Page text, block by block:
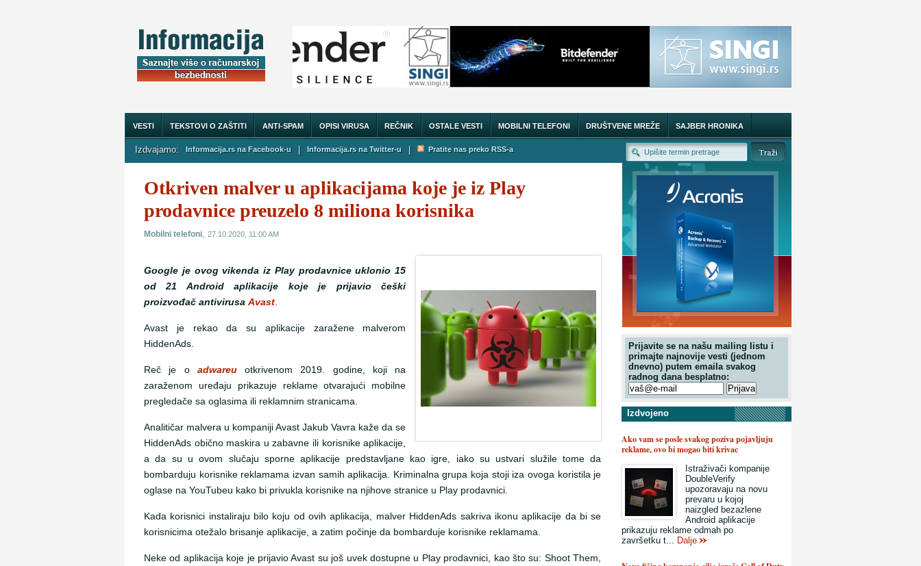
VESTI TEKSTOVI O ZAŠTITI ANTI-SPAM OPISI VIRUSA REČNIK OSTALE VESTI MOBILNI TELEFONI DRUŠTVENE MREŽE SAJBER HRONIKA
O NAMA
Izdvajamo: Informacija.rs na Facebook-u | Informacija.rs na Twitter-u | Pratite nas preko RSS-a
Otkriven malver u aplikacijama koje je iz Play
prodavnice preuzelo 8 miliona korisnika
Mobilni telefoni, 27.10.2020, 11:00 AM
Google je ovog vikenda iz Play prodavnice uklonio 15
od 21 Android aplikacije koje je prijavio češki
proizvođač antivirusa Avast.
Avast je rekao da su aplikacije zaražene malverom
HiddenAds.
Reč je o adwareuotkrivenom 2019. godine, koji na
zaraženom uređaju prikazuje reklame otvarajući mobilne
pregledače sa oglasima ili reklamnim stranicama.
Analitičar malvera u kompaniji Avast Jakub Vavra kaže da se
HiddenAds obično maskira u zabavne ili korisnike aplikacije,
a da su u ovom slučaju sporne aplikacije predstavljane kao igre, iako su ustvari služile tome da
bombarduju korisnike reklamama izvan samih aplikacija. Kriminalna grupa koja stoji iza ovoga koristila je
oglase na YouTubeu kako bi privukla korisnike na njihove stranice u Play prodavnici.
Kada korisnici instaliraju bilo koju od ovih aplikacija, malver HiddenAds sakriva ikonu aplikacije da bi se
korisnicima otežalo brisanje aplikacije, a zatim počinje da bombarduje korisnike reklamama.
Neke od aplikacija koje je prijavio Avast su još uvek dostupne u Play prodavnici, kao što su: Shoot Them,
Prijavite se na našu mailing listu i
primajte najnovije vesti (jednom
dnevno) putem emaila svakog
radnog dana besplatno:
Izdvojeno
Ako vam se posle svakog poziva pojavljuju
reklame, ovo bi mogao biti krivac
Istraživači kompanije
DoubleVerify
upozoravaju na novu
prevaru u kojoj
naizgled bezazlene
Android aplikacije
prikazuju reklame odmah po
završetku t... Dalje